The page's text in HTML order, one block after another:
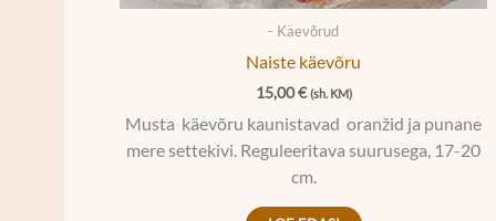
- Käevõrud
Naiste käevõru
15,00€ (sh. KM)
Musta käevõru kaunistavad oranžid ja punane
mere settekivi. Reguleeritava suurusega, 17-20
cm.